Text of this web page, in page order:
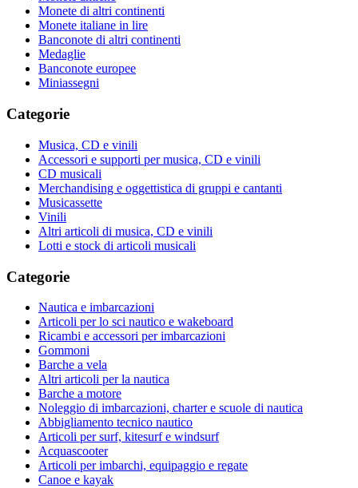
Monete di altri continenti
Monete italiane in lire
Banconote di altri continenti
Medaglie
Banconote europee
Miniassegni
Categorie
Musica, CD e vinili
Accessori e supporti per musica, CD e vinili
CD musicali
Merchandising e oggettistica di gruppi e cantanti
Musicassette
Vinili
Altri articoli di musica, CD e vinili
Lotti e stock di articoli musicali
Categorie
Nautica e imbarcazioni
Articoli per lo sci nautico e wakeboard
Ricambi e accessori per imbarcazioni
Gommoni
Barche a vela
Altri articoli per la nautica
Barche a motore
Noleggio di imbarcazioni, charter e scuole di nautica
Abbigliamento tecnico nautico
Articoli per surf, kitesurf e windsurf
Acquascooter
Articoli per imbarchi, equipaggio e regate
Canoe e kayak